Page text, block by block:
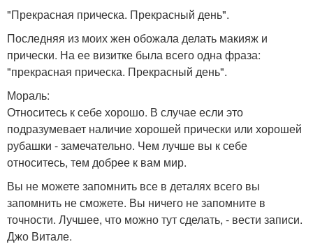
"Прекрасная прическа. Прекрасный день".
Последняя из моих жен обожала делать макияж и
прически. На ее визитке была всего одна фраза:
"прекрасная прическа. Прекрасный день".
Мораль:
Относитесь к себе хорошо. В случае если это
подразумевает наличие хорошей прически или хорошей
рубашки - замечательно. Чем лучше вы к себе
относитесь, тем добрее к вам мир.
Вы не можете запомнить все в деталях всего вы
запомнить не сможете. Вы ничего не запомните в
точности. Лучшее, что можно тут сделать, - вести записи.
Джо Витале.